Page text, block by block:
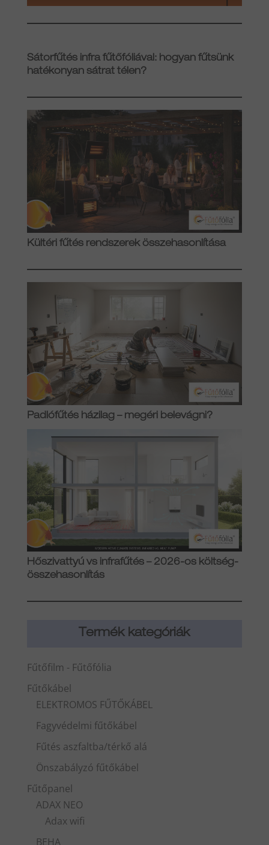
Sátorfűtés infra fűtőfóliával: hogyan fűtsünk
hatékonyan sátrat télen?
Kültéri fűtés rendszerek összehasonlítása
Padlófűtés házilag – megéri belevágni?
Hőszivattyú vs infrafűtés – 2026-os költség-
összehasonlítás
Termék kategóriák
Fűtőfilm - Fűtőfólia
Fűtőkábel
ELEKTROMOS FŰTŐKÁBEL
Fagyvédelmi fűtőkábel
Fűtés aszfaltba/térkő alá
Önszabályzó fűtőkábel
Fűtőpanel
ADAX NEO
Adax wifi
BEHA